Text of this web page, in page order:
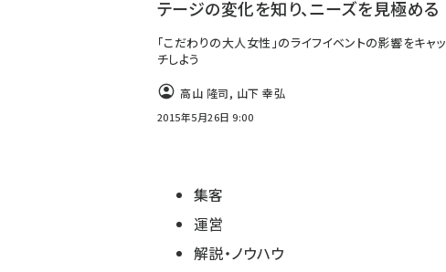
テージの変化を知り、ニーズを見極める
「こだわりの大人女性」のライフイベントの影響をキャッ
チしよう
高山 隆司, 山下 幸弘
2015年5月26日 9:00
集客
運営
解説・ノウハウ